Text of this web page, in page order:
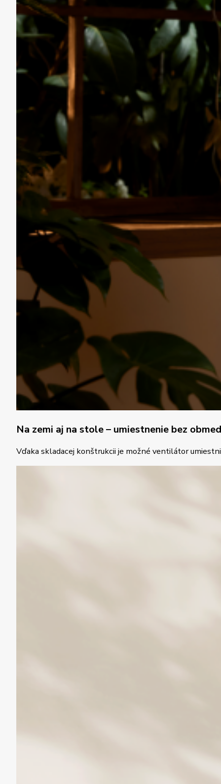
Na zemi aj na stole – umiestnenie bez
Vďaka skladacej konštrukcii je možné ventilátor